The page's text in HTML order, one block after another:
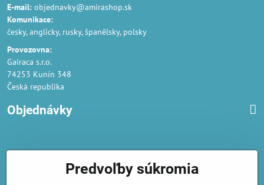
E-mail: objednavky@amirashop.sk
Komunikace:
česky, anglicky, rusky, španělsky, polsky
Provozovna:
Gairaca s.r.o.
74253 Kunín 348
Česká republika
Objednávky
Podmienky ochrany osobných údajov
Predvoľby súkromia